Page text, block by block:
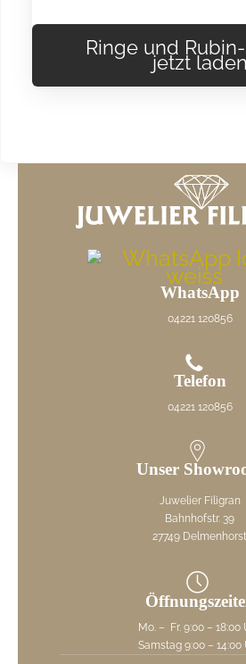
Ringe und
jetzt laden
WhatsApp
04221 120856
Telefon
04221 120856
Unser
Juwelier Filigran
Bahnhofstr. 39
27749 Delmenhorst
Mo. – Fr. 9:00 – 18:00
Samstag 9:00 – 14:00